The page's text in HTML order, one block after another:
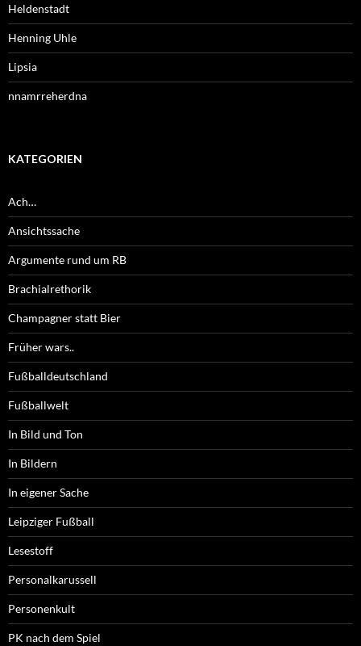
Heldenstadt
Henning Uhle
Lipsia
nnamrreherdna
KATEGORIEN
Ach…
Ansichtssache
Argumente rund um RB
Brachialrethorik
Champagner statt Bier
Früher wars..
Fußballdeutschland
Fußballwelt
In Bild und Ton
In Bildern
In eigener Sache
Leipziger Fußball
Lesestoff
Personalkarussell
Personenkult
PK nach dem Spiel